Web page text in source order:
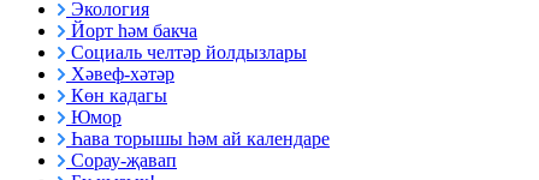
Экология
Йорт һәм бакча
Социаль челтәр йолдызлары
Хәвеф-хәтәр
Көн кадагы
Юмор
Һава торышы һәм ай календаре
Сорау-җавап